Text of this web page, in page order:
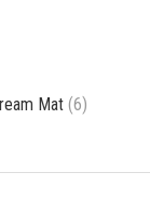
Mat (6)